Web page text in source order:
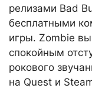
релизами Bad
бесплатными
игры. Zombie
спокойным
рокового
на Quest и